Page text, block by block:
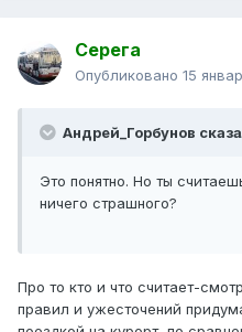
Серега
Опубликовано 15
Андрей_Горбунов
Это понятно. Но ты
ничего страшного?
Про то кто и что считает-
правил и ужесточений